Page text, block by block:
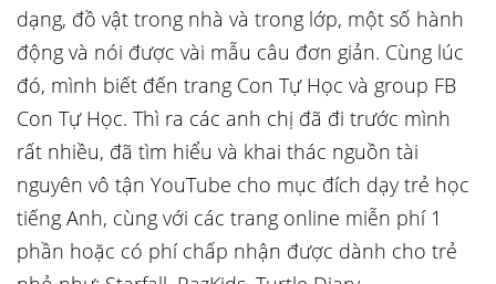
dạng, đồ vật trong nhà và trong lớp, một số hành
động và nói được vài mẫu câu đơn giản. Cùng lúc
đó, mình biết đến trang Con Tự Học và group FB
Con Tự Học. Thì ra các anh chị đã đi trước mình
rất nhiều, đã tìm hiểu và khai thác nguồn tài
nguyên vô tận YouTube cho mục đích dạy trẻ học
tiếng Anh, cùng với các trang online miễn phí 1
phần hoặc có phí chấp nhận được dành cho trẻ